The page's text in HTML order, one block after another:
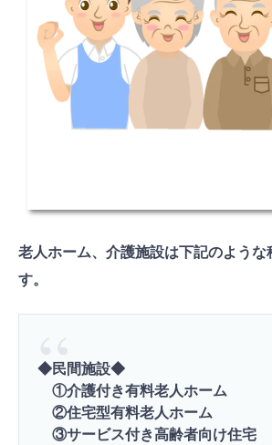
老人ホーム、介護施設は下記のような
す。
◆民間施設◆
①介護付き有料老人ホーム
②住宅型有料老人ホーム
③サービス付き高齢者向け住宅